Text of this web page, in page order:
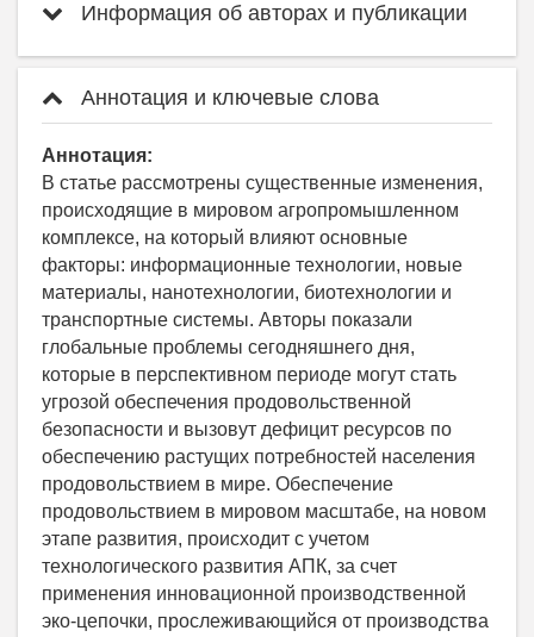
Информация об авторах и публикации
Аннотация и ключевые слова
Аннотация:
В статье рассмотрены существенные изменения,
происходящие в мировом агропромышленном
комплексе, на который влияют основные
факторы: информационные технологии, новые
материалы, нанотехнологии, биотехнологии и
транспортные системы. Авторы показали
глобальные проблемы сегодняшнего дня,
которые в перспективном периоде могут стать
угрозой обеспечения продовольственной
безопасности и вызовут дефицит ресурсов по
обеспечению растущих потребностей населения
продовольствием в мире. Обеспечение
продовольствием в мировом масштабе, на новом
этапе развития, происходит с учетом
технологического развития АПК, за счет
применения инновационной производственной
эко-цепочки, прослеживающийся от производства